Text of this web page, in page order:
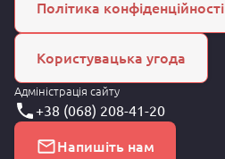
Політика конфіденційності
Користувацька угода
Адміністрація сайту
+38 (068) 208-41-20
Напишіть нам